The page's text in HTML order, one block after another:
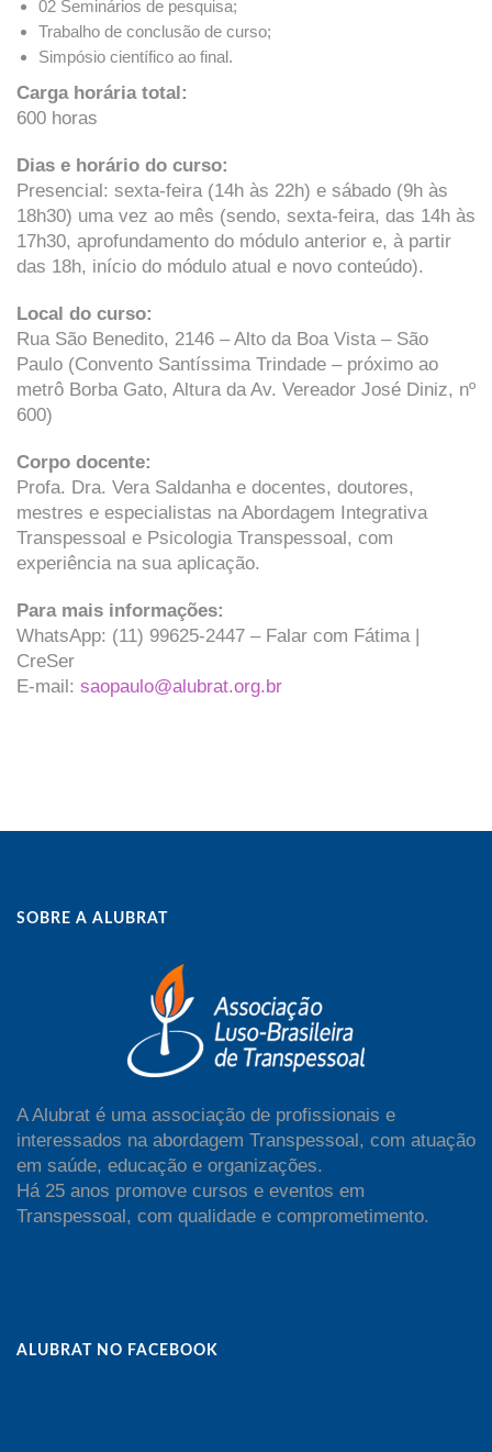
02 Seminários de pesquisa;
Trabalho de conclusão de curso;
Simpósio científico ao final.
Carga horária total:
600 horas
Dias e horário do curso:
Presencial: sexta-feira (14h às 22h) e sábado (9h às
18h30) uma vez ao mês (sendo, sexta-feira, das 14h às
17h30, aprofundamento do módulo anterior e, à partir
das 18h, início do módulo atual e novo conteúdo).
Local do curso:
Rua São Benedito, 2146 – Alto da Boa Vista – São
Paulo (Convento Santíssima Trindade – próximo ao
metrô Borba Gato, Altura da Av. Vereador José Diniz, nº
600)
Corpo docente:
Profa. Dra. Vera Saldanha e docentes, doutores,
mestres e especialistas na Abordagem Integrativa
Transpessoal e Psicologia Transpessoal, com
experiência na sua aplicação.
Para mais informações:
WhatsApp: (11) 99625-2447 – Falar com Fátima |
CreSer
E-mail: saopaulo@alubrat.org.br
SOBRE A ALUBRAT
A Alubrat é uma associação de profissionais e
interessados na abordagem Transpessoal, com atuação
em saúde, educação e organizações.
Há 25 anos promove cursos e eventos em
Transpessoal, com qualidade e comprometimento.
ALUBRAT NO FACEBOOK